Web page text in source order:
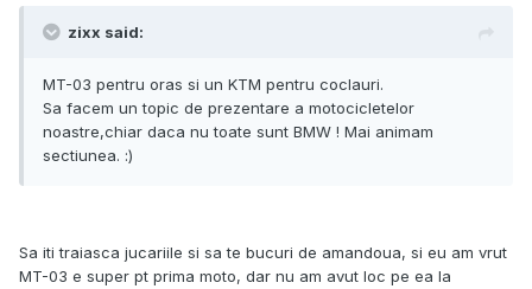
zixx said:
MT-03 pentru oras si un KTM pentru coclauri.
Sa facem un topic de prezentare a motocicletelor
noastre,chiar daca nu toate sunt BMW ! Mai animam
sectiunea. :)
Sa iti traiasca jucariile si sa te bucuri de amandoua, si eu am vrut
MT-03 e super pt prima moto, dar nu am avut loc pe ea la